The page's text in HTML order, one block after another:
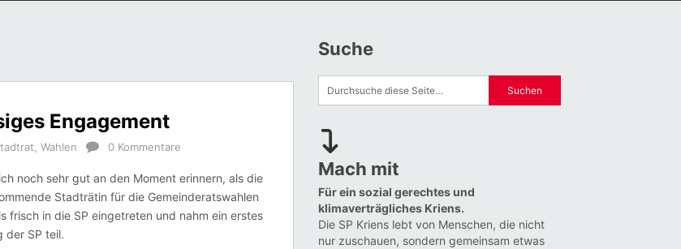
Engagement
Wahlen 0 Kommentare
noch sehr gut an den Moment erinnern, als die
Stadträtin für die Gemeinderatswahlen
frisch in die SP eingetreten und nahm ein erstes
der SP teil.
Suche
Mach mit
Für ein sozial gerechtes und
klimaverträgliches Kriens.
Die SP Kriens lebt von Menschen, die nicht
nur zuschauen, sondern gemeinsam etwas